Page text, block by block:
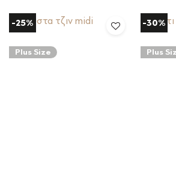
Plus Size
-25%
Plus
-30%